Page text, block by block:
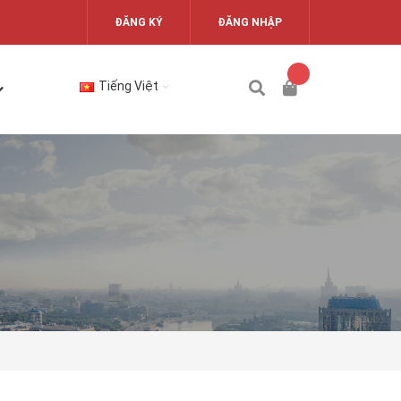
ĐĂNG KÝ ĐĂNG NHẬP
Tiếng Việt